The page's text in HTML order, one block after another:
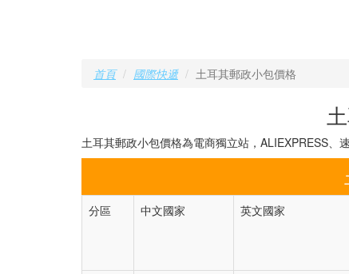
首頁 國際快遞 土耳其郵政小包價格
土耳其郵政小包價格為電商獨立站，ALIEXPRESS、
分區 中文國家 英文國家